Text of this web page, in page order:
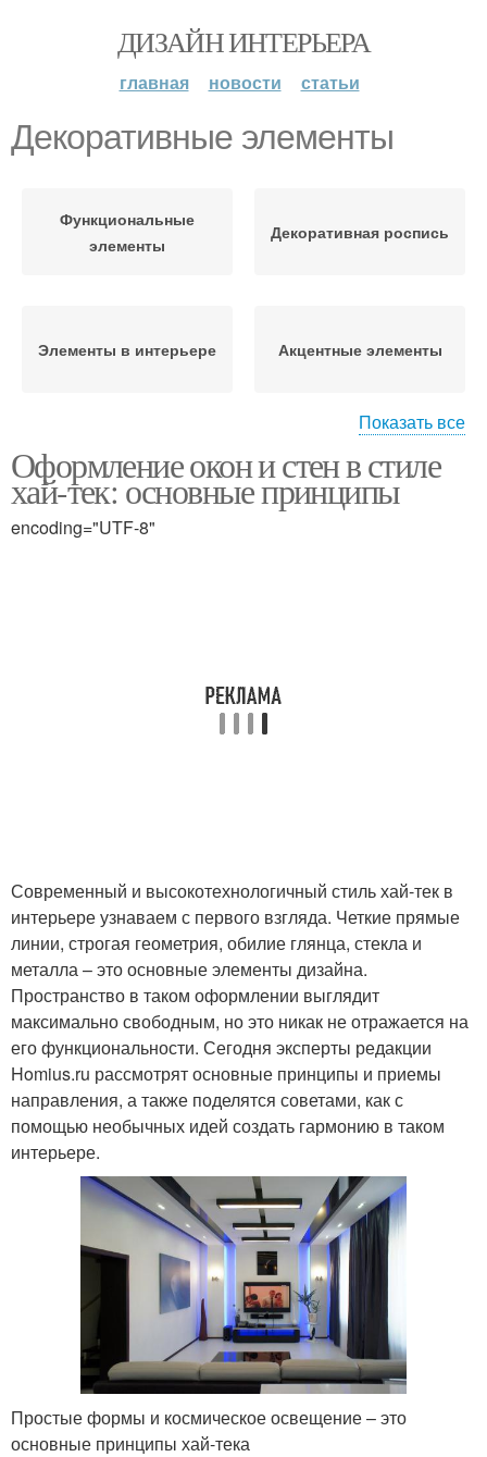
ДИЗАЙН ИНТЕРЬЕРА
главная новости статьи
Декоративные элементы
Функциональные
элементы
Декоративная роспись
Элементы в интерьере Акцентные элементы
Декоративный дизайн Природные элементы
Показать все
Оформление окон и стен в стиле
хай-тек: основные принципы
encoding="UTF-8"
Современный и высокотехнологичный стиль хай-тек в
интерьере узнаваем с первого взгляда. Четкие прямые
линии, строгая геометрия, обилие глянца, стекла и
металла – это основные элементы дизайна.
Пространство в таком оформлении выглядит
максимально свободным, но это никак не отражается на
его функциональности. Сегодня эксперты редакции
Homius.ru рассмотрят основные принципы и приемы
направления, а также поделятся советами, как с
помощью необычных идей создать гармонию в таком
интерьере.
Простые формы и космическое освещение – это
основные принципы хай-тека